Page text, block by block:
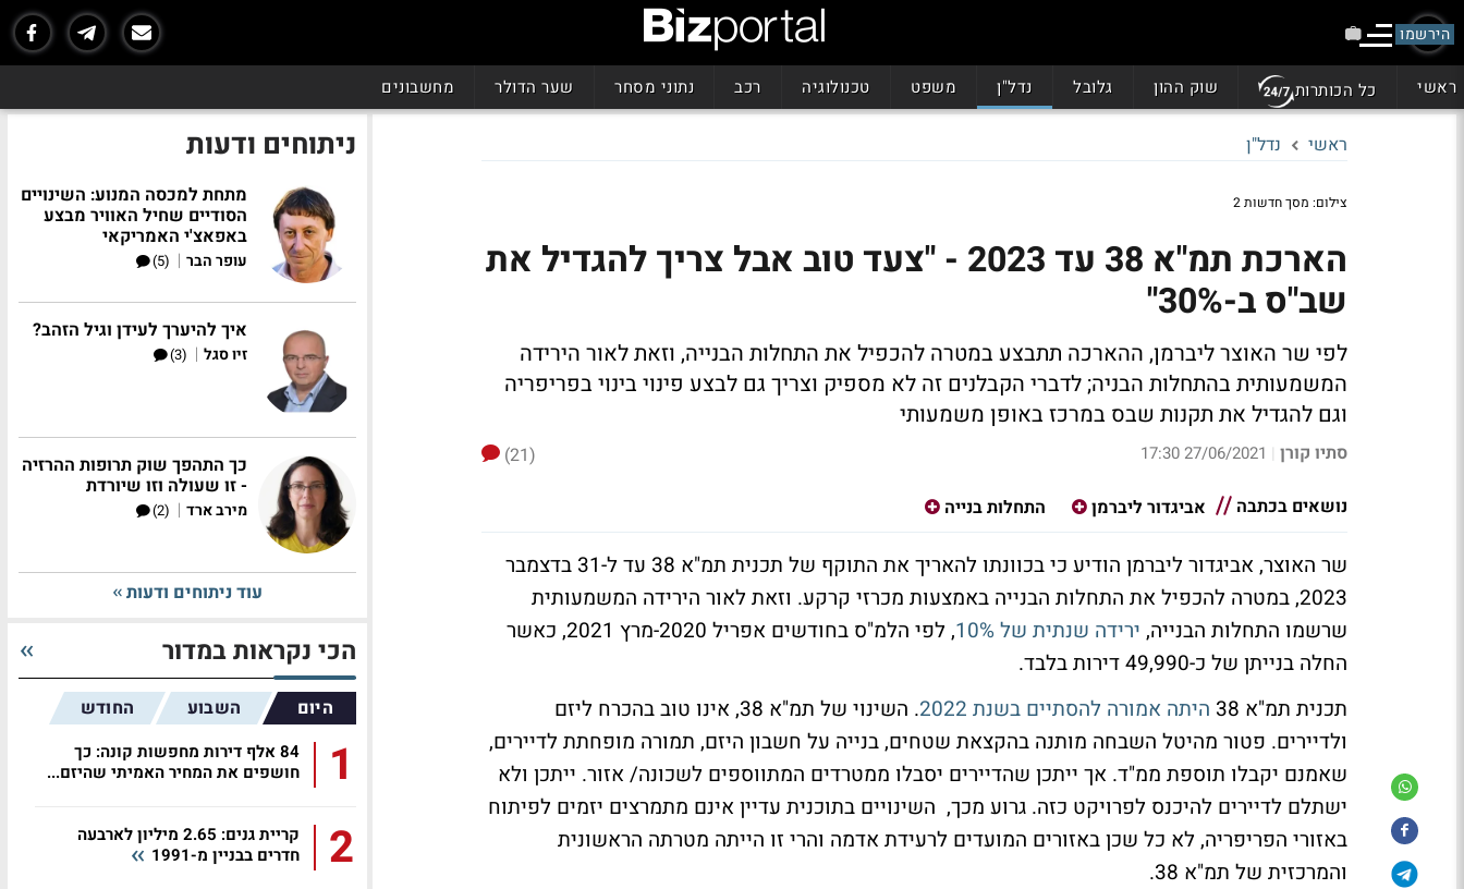
הירשמו
ראשי כל הכותרות שוק ההון גלובל נדל"ן משפט טכנולוגיה רכב נתוני מסחר שער הדולר מחשבונים
ראשי נדל"ן
צילום: מסך חדשות 2
הארכת תמ"א 38 עד 2023 - "צעד טוב אבל צריך להגדיל את
שב"ס ב-30%"
לפי שר האוצר ליברמן, ההארכה תתבצע במטרה להכפיל את התחלות הבנייה, וזאת לאור הירידה
המשמעותית בהתחלות הבניה; לדברי הקבלנים זה לא מספיק וצריך גם לבצע פינוי בינוי בפריפריה
וגם להגדיל את תקנות שבס במרכז באופן משמעותי
סתיו קורן |
27/06/2021 17:30
(21)
נושאים בכתבה
אביגדור ליברמן התחלות בנייה
שר האוצר, אביגדור ליברמן הודיע כי בכוונתו להאריך את התוקף של תכנית תמ"א 38 עד ל-31 בדצמבר
2023, במטרה להכפיל את התחלות הבנייה באמצעות מכרזי קרקע. וזאת לאור הירידה המשמעותית
שרשמו התחלות הבנייה, ירידה שנתית של 10%
, לפי הלמ"ס בחודשים אפריל 2020-מרץ 2021, כאשר
החלה בנייתן של כ-49,990 דירות בלבד.
תכנית תמ"א 38
היתה אמורה להסתיים בשנת 2022
. השינוי של תמ"א 38, אינו טוב בהכרח ליזם
ולדיירים. פטור מהיטל השבחה מותנה בהקצאת שטחים, בנייה על חשבון היזם, תמורה מופחתת לדיירים,
שאמנם יקבלו תוספת ממ"ד. אך ייתכן שהדיירים יסבלו ממטרדים המתווספים לשכונה/ אזור. ייתכן ולא
ישתלם לדיירים להיכנס לפרויקט כזה. גרוע מכך, השינויים בתוכנית עדיין אינם מתמרצים יזמים לפיתוח
באזורי הפריפריה, לא כל שכן באזורים המועדים לרעידת אדמה והרי זו הייתה מטרתה הראשונית
והמרכזית של תמ"א 38.
ניתוחים ודעות
מתחת למכסה המנוע: השינויים
הסודיים שחיל האוויר מבצע
באפאצ'י האמריקאי
עופר הבר |
(5)
איך להיערך לעידן וגיל הזהב?
זיו סגל |
(3)
כך התהפך שוק תרופות ההרזיה
- זו שעולה וזו שיורדת
מירב ארד |
(2)
עוד ניתוחים ודעות
הכי נקראות במדור
היום השבוע החודש
1
84 אלף דירות מחפשות קונה: כך
חושפים את המחיר האמיתי שהיזם...
2
קריית גנים: 2.65 מיליון לארבעה
חדרים בבניין מ-1991